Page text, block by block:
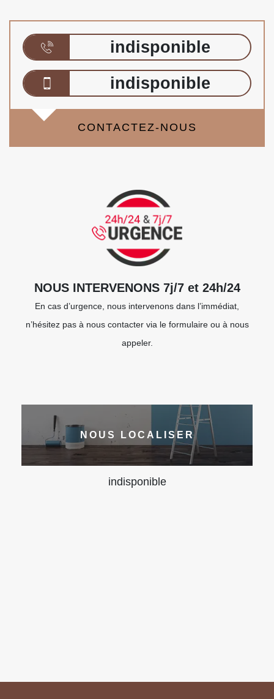
indisponible
indisponible
CONTACTEZ-NOUS
NOUS INTERVENONS 7j/7 et 24h/24
En cas d’urgence, nous intervenons dans l’immédiat,
n’hésitez pas à nous contacter via le formulaire ou à nous
appeler.
NOUS LOCALISER
indisponible